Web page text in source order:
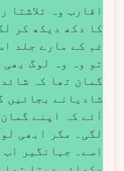
اقارب وہ تلاشتا
کا دکھ دیکھ کر
غم کے مارے جلد
تو وہ وہ لوگ
گمان تھا کہ
شادیانے بجائیں
آئے کہ اپنے
لگی۔ مگر ابھی
اسے۔ جہانگیر